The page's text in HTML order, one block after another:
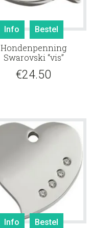
Info Bestel
Hondenpenning
Swarovski “vis”
€24.50
Info Bestel